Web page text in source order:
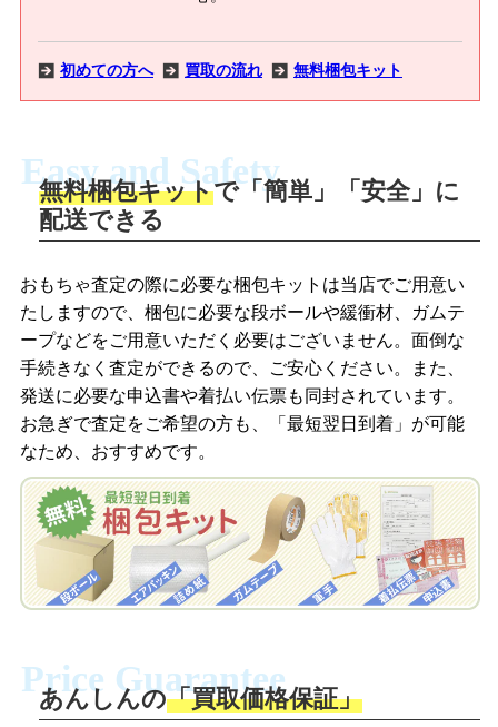
初めての方へ 買取の流れ 無料梱包キット
商品撮影
商品を撮影して、査定フォームから画像
を送信します。
梱包キットをメールで申し込み
査定結果をメールで確認し、梱包キット
を申し込みます。梱包キットは送料無料
でお届けします。
自宅でおもちゃを発送・梱包
梱包キットに同封する発送ガイドの手順
送。当店へ無料で発送いただけます。
入金完了
LINEの友だち追加・査定画像を送信
「ジョニージョイLINE査定」を友だちに
追加し、スマートフォンなどのカメラで
撮影したおもちゃの写真をトーク中に送
信します。
梱包キットをLINEで申し込み
査定結果をLINEで確認し、梱包キットを
申し込みます。梱包キットは送料無料で
お届けします。
自宅でおもちゃを発送・梱包
ださい。お電話にて集荷依頼を行い発
送。当店へ無料で発送いただけます。
Easy and Safety
無料梱包キットで「簡単」「安全」に
配送できる
おもちゃ査定の際に必要な梱包キットは当店でご用意い
たしますので、梱包に必要な段ボールや緩衝材、ガムテ
ープなどをご用意いただく必要はございません。面倒な
手続きなく査定ができるので、ご安心ください。また、
発送に必要な申込書や着払い伝票も同封されています。
お急ぎで査定をご希望の方も、「最短翌日到着」が可能
なため、おすすめです。
Price Guarantee
あんしんの「買取価格保証」